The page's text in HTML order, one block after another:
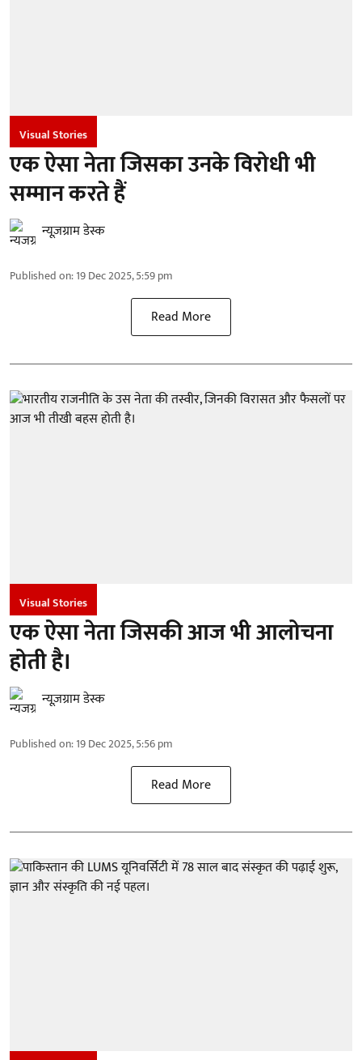
Visual Stories
एक ऐसा नेता जिसका उनके विरोधी भी
सम्मान करते हैं
न्यूज़ग्राम डेस्क
Published on:19 Dec 2025, 5:59 pm
Read More
Visual Stories
एक ऐसा नेता जिसकी आज भी आलोचना
होती है।
न्यूज़ग्राम डेस्क
Published on:19 Dec 2025, 5:56 pm
Read More